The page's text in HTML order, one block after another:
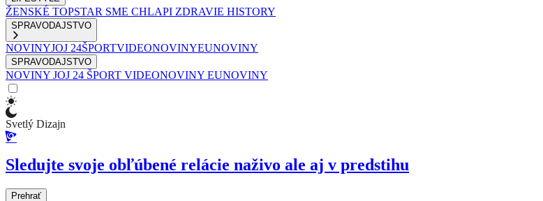
ŽENSKÉ TOPSTAR SME CHLAPI ZDRAVIE HISTORY
SPRAVODAJSTVO
NOVINYJOJ 24ŠPORTVIDEONOVINYEUNOVINY
SPRAVODAJSTVO
NOVINY JOJ 24 ŠPORT VIDEONOVINY EUNOVINY
Svetlý Dizajn
Sledujte svoje obľúbené relácie naživo ale aj v predstihu
Prehrať